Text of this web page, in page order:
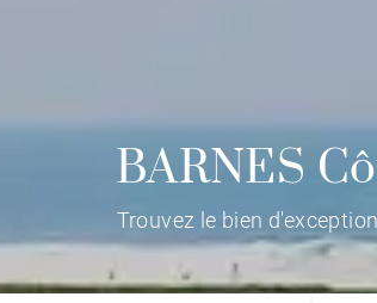
BARNES
Trouvez le bien